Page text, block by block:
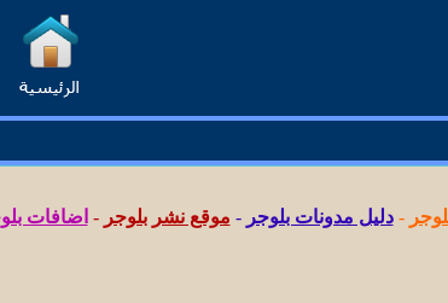
-دليل مدونات بلوجر - موقع نشر بلوجر - اضافات